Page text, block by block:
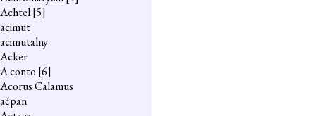
Achtel[5]
acimut
acimutalny
Acker
A conto [6]
Acorus Calamus
aćpan